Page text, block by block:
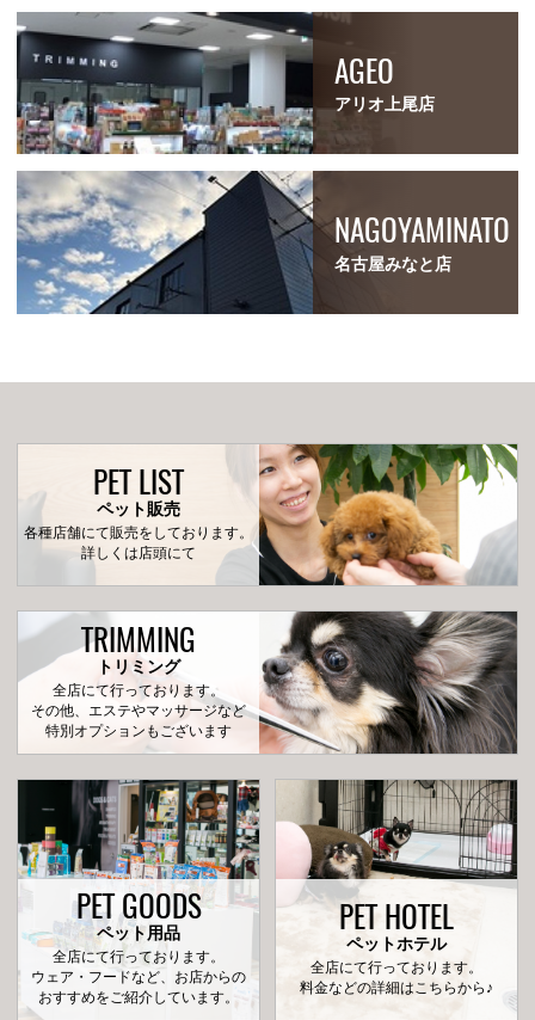
AGEO
アリオ上尾店
NAGOYAMINATO
名古屋みなと店
PET LIST
ペット販売
各種店舗にて販売をしております。
詳しくは店頭にて
TRIMMING
トリミング
全店にて行っております。
その他、エステやマッサージなど
特別オプションもございます
PET GOODS
ペット用品
全店にて行っております。
ウェア・フードなど、お店からの
おすすめをご紹介しています。
PET HOTEL
ペットホテル
全店にて行っております。
料金などの詳細はこちらから♪